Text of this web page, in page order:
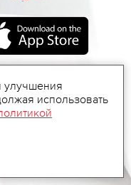
улучшения
использовать